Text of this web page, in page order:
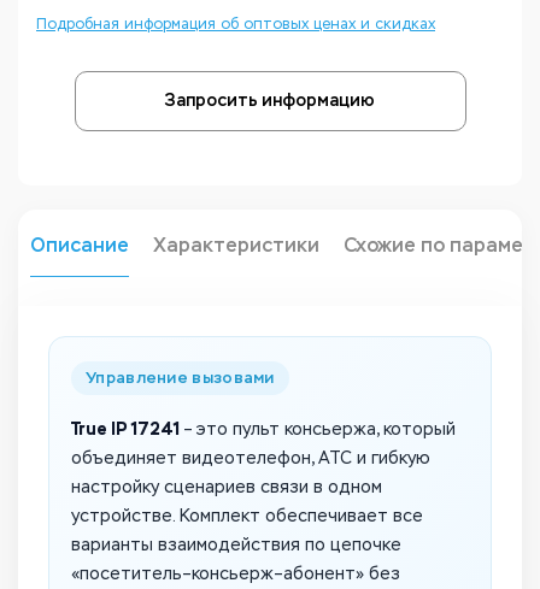
Подробная информация об оптовых ценах и скидках
Запросить информацию
Описание Характеристики Схожие по
Управление вызовами
True IP 17241 – это пульт консьержа, который
объединяет видеотелефон, АТС и гибкую
настройку сценариев связи в одном
устройстве. Комплект обеспечивает все
варианты взаимодействия по цепочке
«посетитель–консьерж–абонент» без